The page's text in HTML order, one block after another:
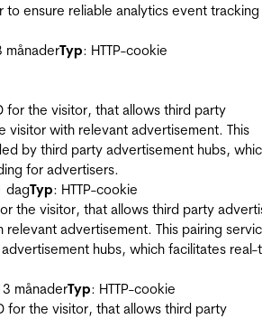
to ensure reliable analytics event tracking
månaderTyp: HTTP-cookie
for the visitor, that allows third party
visitor with relevant advertisement. This
by third party advertisement hubs,
for advertisers.
dagTyp: HTTP-cookie
the visitor, that allows third party
advertisement. This pairing
hubs, which facilitates real-
månaderTyp: HTTP-cookie
for the visitor, that allows third party